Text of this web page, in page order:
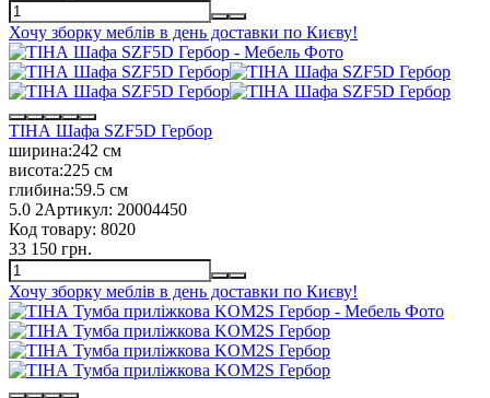
Хочу зборку меблів в день доставки по Києву!
ТІНА Шафа SZF5D Гербор
ширина:242 см
висота:225 см
глибина:59.5 см
5.0 2Артикул: 20004450
Код товару: 8020
33 150 грн.
Хочу зборку меблів в день доставки по Києву!